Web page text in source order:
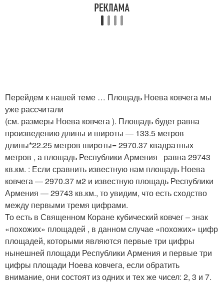
Перейдем к нашей теме … Площадь Ноева ковчега мы
уже рассчитали
(см. размеры Ноева ковчега ). Площадь будет равна
произведению длины и широты — 133.5 метров
длины*22.25 метров широты= 2970.37 квадратных
метров , а площадь Республики Армения равна 29743
кв.км. : Если сравнить известную нам площадь Ноева
ковчега — 2970.37 м2 и известную площадь Республики
Армения — 29743 кв.км., то увидим, что есть сходство
между первыми тремя цифрами.
То есть в Священном Коране кубический ковчег – знак
«похожих» площадей , в данном случае «похожих» цифр
площадей, которыми являются первые три цифры
нынешней площади Республики Армения и первые три
цифры площади Ноева ковчега, если обратить
внимание, они состоят из одних и тех же чисел: 2, 3 и 7.